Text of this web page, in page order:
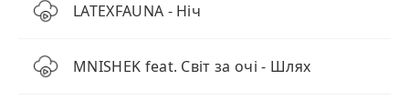
LATEXFAUNA - Ніч
MNISHEK feat. Світ за очі - Шлях